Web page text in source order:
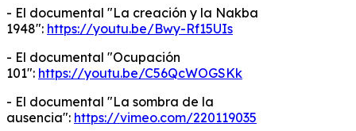
- El documental "La creación y la Nakba
1948": https://youtu.be/Bwy-Rf15UIs
- El documental "Ocupación
101": https://youtu.be/C56QcWOGSKk
- El documental "La sombra de la
ausencia": https://vimeo.com/220119035